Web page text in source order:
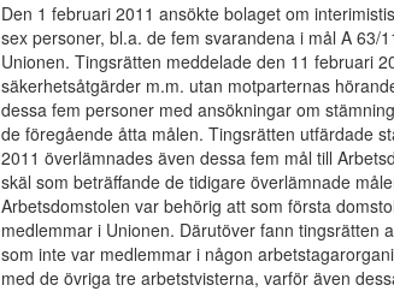
Den 1 februari 2011 ansökte bolaget om
sex personer, bl.a. de fem svarandena i mål A 63/
Unionen. Tingsrätten meddelade den 11 februari
säkerhetsåtgärder m.m. utan motparternas
dessa fem personer med ansökningar om
de föregående åtta målen. Tingsrätten utfärdade
2011 överlämnades även dessa fem mål till
skäl som beträffande de tidigare överlämnade
Arbetsdomstolen var behörig att som första
medlemmar i Unionen. Därutöver fann tingsrätten
som inte var medlemmar i någon
med de övriga tre arbetstvisterna, varför även